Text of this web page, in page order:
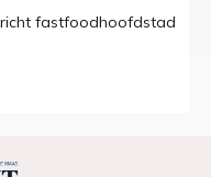
fastfoodhoofdstad